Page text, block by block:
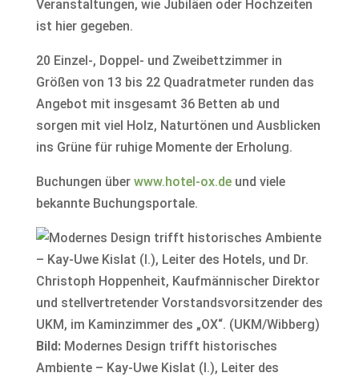
Veranstaltungen, wie Jubiläen oder Hochzeiten
ist hier gegeben.
20 Einzel-, Doppel- und Zweibettzimmer in
Größen von 13 bis 22 Quadratmeter runden das
Angebot mit insgesamt 36 Betten ab und
sorgen mit viel Holz, Naturtönen und Ausblicken
ins Grüne für ruhige Momente der Erholung.
Buchungen über www.hotel-ox.deund viele
bekannte Buchungsportale.
Bild:Modernes Design trifft historisches
Ambiente – Kay-Uwe Kislat (l.), Leiter des